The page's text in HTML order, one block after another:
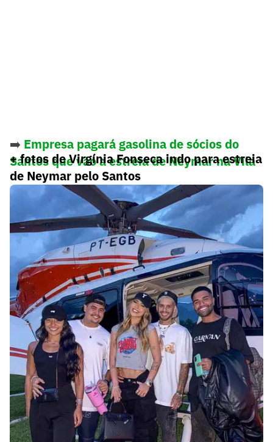
➡️ Empresa pagará gasolina de sócios do
Santos que vão a estreia de Neymar na Vila
+ fotos de Virgínia Fonseca indo para estreia
de Neymar pelo Santos